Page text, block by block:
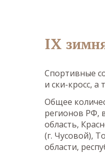
IX
Спортивные
и ски-кросс, а
Общее
регионов РФ,
область,
(г. Чусовой),
области,